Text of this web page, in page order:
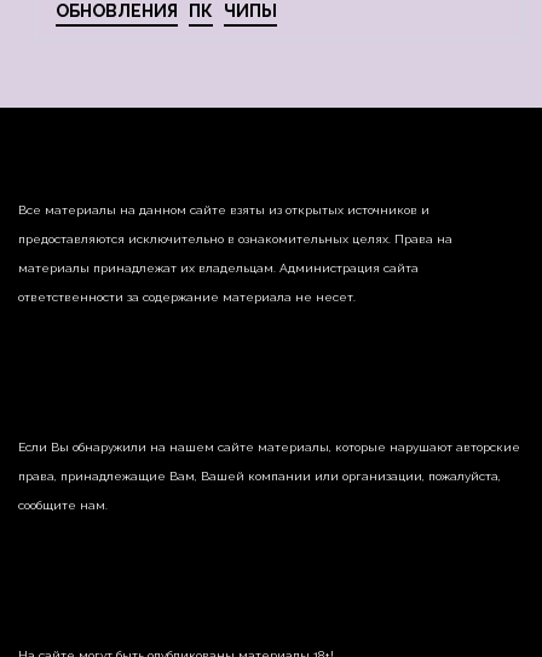
ОБНОВЛЕНИЯ ПК ЧИПЫ
Все материалы на данном сайте взяты из открытых источников и
предоставляются исключительно в ознакомительных целях. Права на
материалы принадлежат их владельцам. Администрация сайта
ответственности за содержание материала не несет.
Если Вы обнаружили на нашем сайте материалы, которые нарушают авторские
права, принадлежащие Вам, Вашей компании или организации, пожалуйста,
сообщите нам.